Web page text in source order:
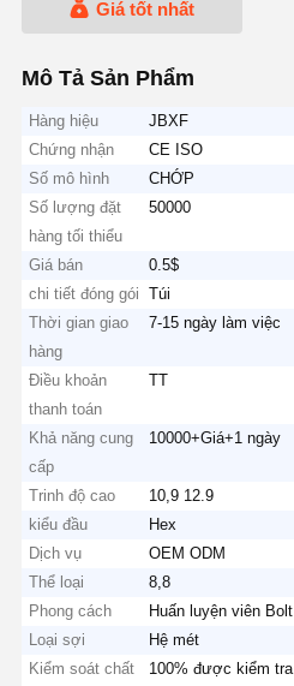
Giá tốt nhất
Mô Tả Sản Phẩm
Hàng hiệu
JBXF
Chứng nhận
CE ISO
Số mô hình
CHỚP
Số lượng đặt
hàng tối thiểu
50000
Giá bán
0.5$
chi tiết đóng gói
Túi
Thời gian giao
hàng
7-15 ngày làm việc
Điều khoản
thanh toán
TT
Khả năng cung
cấp
10000+Giá+1 ngày
Trinh độ cao
10,9 12.9
kiểu đầu
Hex
Dịch vụ
OEM ODM
Thể loại
8,8
Phong cách
Huấn luyện viên Bolt
Loại sợi
Hệ mét
Kiểm soát chất
100% được kiểm tra